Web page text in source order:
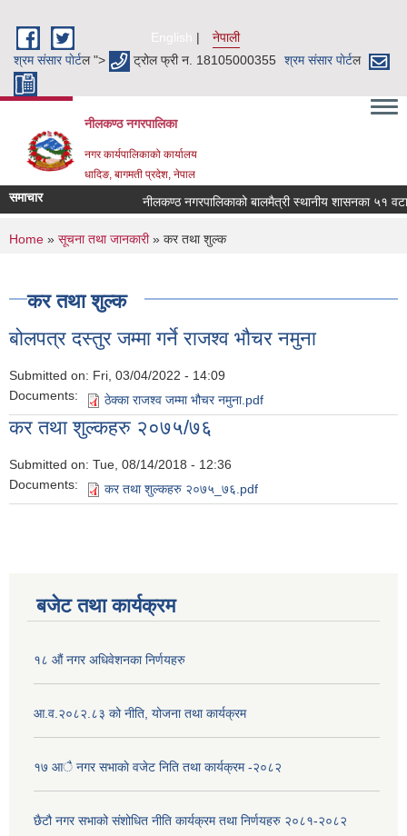
English
नेपाली
श्रम संसार पाेर्टल "> ट्रोल फ्री न. 18105000355 श्रम संसार पाेर्टल
नीलकण्ठ नगरपालिका
नगर कार्यपालिकाको कार्यालय
धादिङ, बागमती प्रदेश, नेपाल
समाचार नीलकण्ठ नगरपालिकाको बालमैत्री स्थानीय शासनका ५१ वटा
You are here
Home » सूचना तथा जानकारी» कर तथा शुल्क
कर तथा शुल्क
बोलपत्र दस्तुर जम्मा गर्ने राजश्व भौचर नमुना
Submitted on: Fri, 03/04/2022 - 14:09
Documents:
ठेक्का राजश्व जम्मा भौचर नमुना.pdf
कर तथा शुल्कहरु २०७५/७६
Submitted on: Tue, 08/14/2018 - 12:36
Documents:
कर तथा शुल्कहरु २०७५_७६.pdf
बजेट तथा कार्यक्रम
१८ औं नगर अधिवेशनका निर्णयहरु
आ.व.२०८२.८३ को नीति, योजना तथा कार्यक्रम
१७ आै नगर सभाकाे वजेट निति तथा कार्यक्रम -२०८२
छैटौ नगर सभाको संशोधित नीति कार्यक्रम तथा निर्णयहरु २०८१-२०८२